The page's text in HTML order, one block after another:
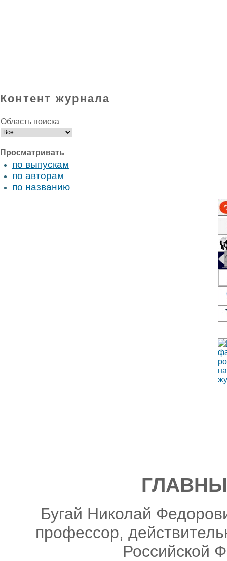
Контент журнала
Область поиска
Просматривать
по выпускам
по авторам
по названию
Бугай Николай
профессор,
Российской